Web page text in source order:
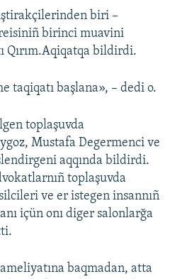
biri –
birinci muavini
Qırım.Aqiqatqa bildirdi.
taqiqatı başlana», – dedi o.
toplaşuvda
Mustafa Degermenci ve
aqqında bildirdi.
toplaşuvda
ve er istegen insannıñ
içün onı diger salonlarğa
baqmadan, atta